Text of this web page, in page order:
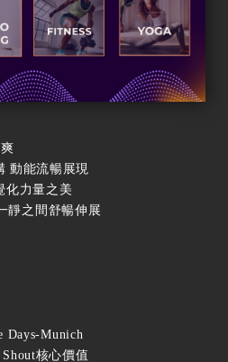
動能流暢展現
化力量之美
靜之間舒暢伸展
Days-Munich
核心價值